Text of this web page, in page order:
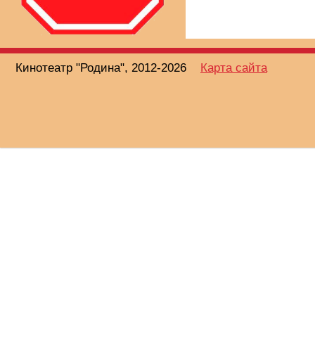
Кинотеатр "Родина", 2012-2026 Карта сайта